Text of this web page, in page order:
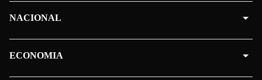
NACIONAL
ECONOMIA